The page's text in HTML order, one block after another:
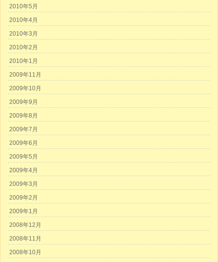
2010年5月
2010年4月
2010年3月
2010年2月
2010年1月
2009年11月
2009年10月
2009年9月
2009年8月
2009年7月
2009年6月
2009年5月
2009年4月
2009年3月
2009年2月
2009年1月
2008年12月
2008年11月
2008年10月